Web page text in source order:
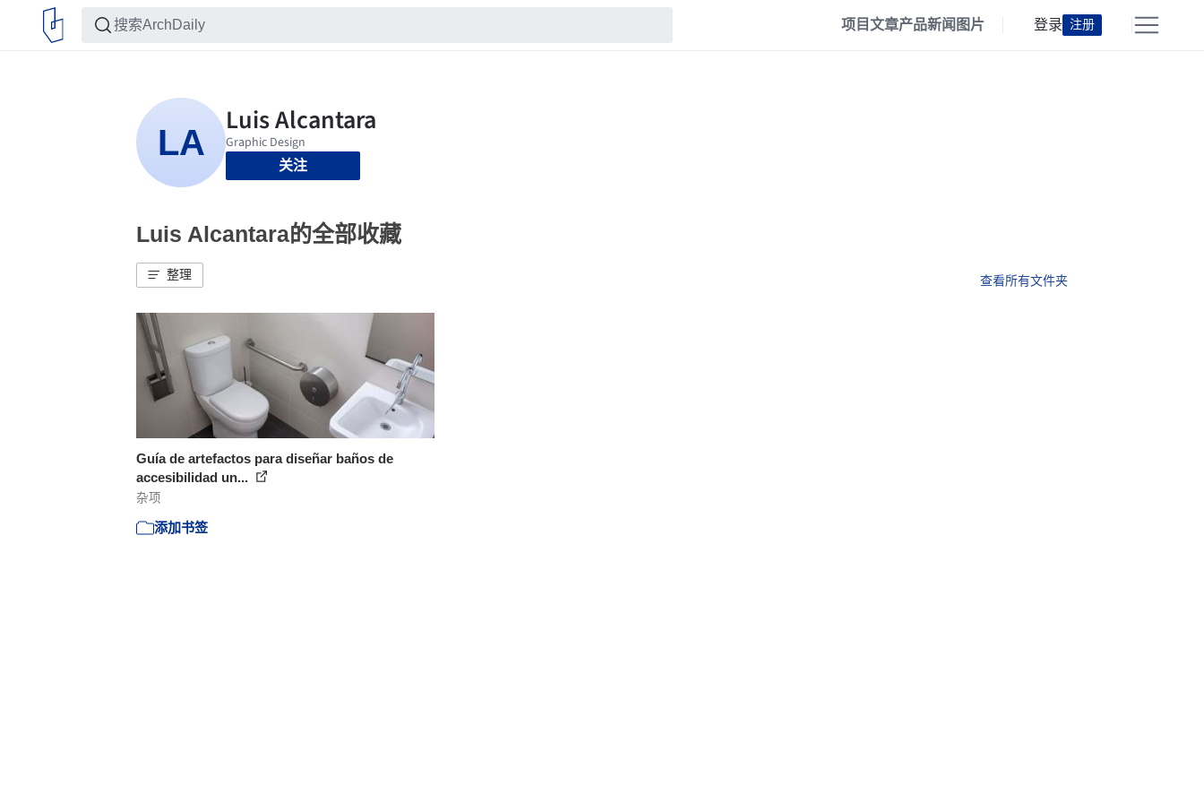
项目文章产品新闻 图片 登录 注册
关注
Luis Alcantara的全部收藏
整理 查看所有文件夹
Guía de artefactos para diseñar baños de
accesibilidad un...
杂项
添加书签